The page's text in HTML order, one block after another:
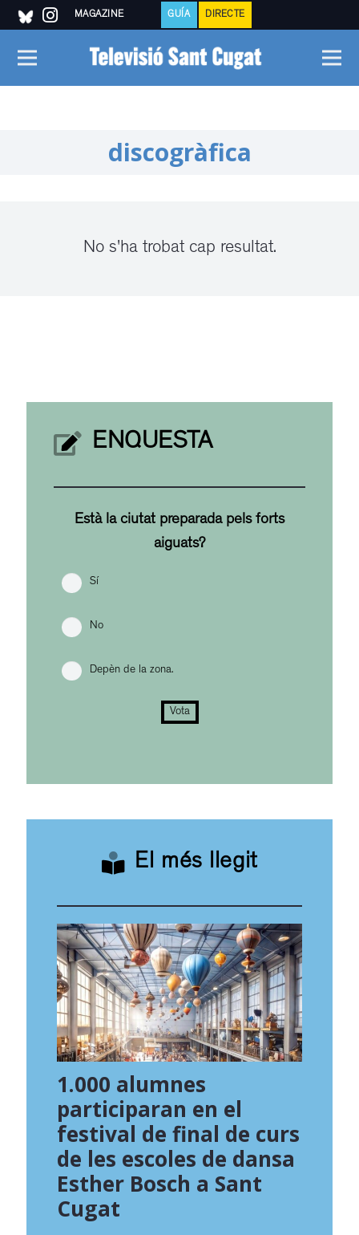
MAGAZINE GUÍA DIRECTE
discogràfica
No s'ha trobat cap resultat.
ENQUESTA
Està la ciutat preparada pels forts
aiguats?
Sí
No
Depèn de la zona.
Vota
El més llegit
1.000 alumnes
participaran en el
festival de final de curs
de les escoles de dansa
Esther Bosch a Sant
Cugat